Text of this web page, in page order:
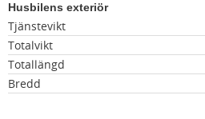
Husbilens exteriör
Tjänstevikt
Totalvikt
Totallängd
Bredd